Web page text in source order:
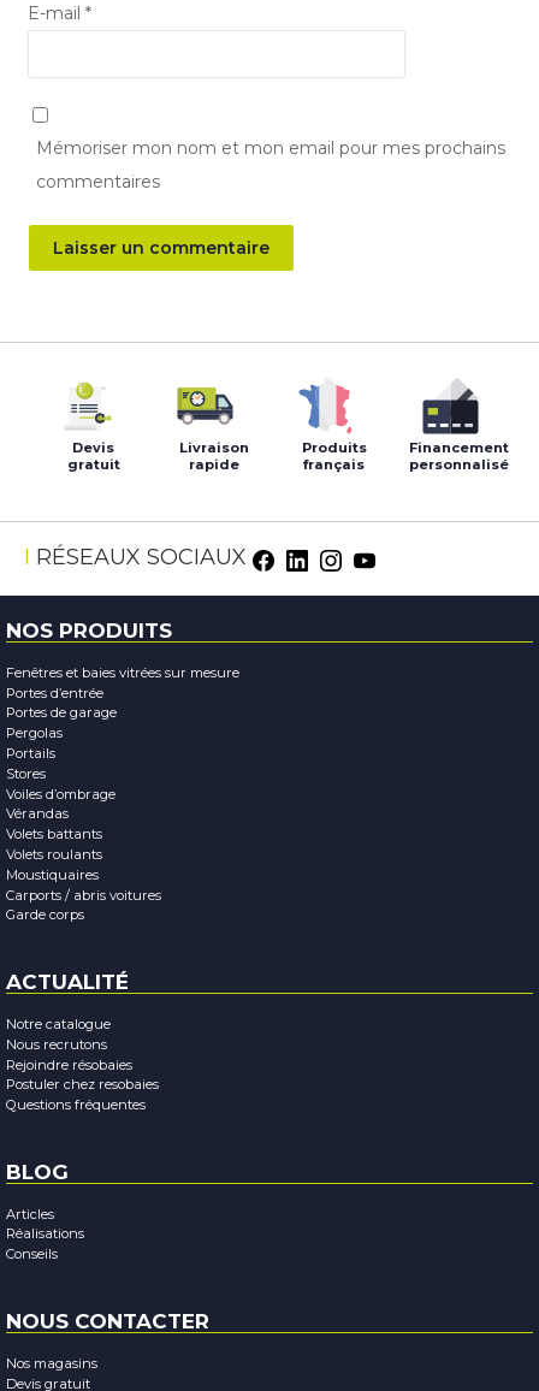
E-mail *
Mémoriser mon nom et mon email pour mes prochains
commentaires
Devis
gratuit
Livraison
rapide
Produits
français
Financement
personnalisé
RÉSEAUX SOCIAUX Facebook
LinkedIn
Instagram
Youtube
NOS PRODUITS
Fenêtres et baies vitrées sur mesure
Portes d’entrée
Portes de garage
Pergolas
Portails
Stores
Voiles d’ombrage
Vérandas
Volets battants
Volets roulants
Moustiquaires
Carports / abris voitures
Garde corps
ACTUALITÉ
Notre catalogue
Nous recrutons
Rejoindre résobaies
Postuler chez resobaies
Questions fréquentes
BLOG
Articles
Réalisations
Conseils
NOUS CONTACTER
Nos magasins
Devis gratuit